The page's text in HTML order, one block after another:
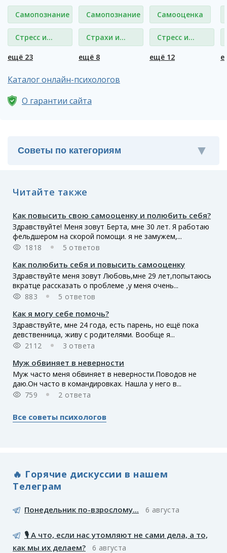
Самопознание
Стресс и
депрессия
ещё 23
Самопознание
Страхи и
фобии
ещё 8
Самооценка
Стресс и
депрессия
ещё 12
Каталог онлайн-психологов
О гарантии сайта
Читайте также
Как повысить свою самооценку и полюбить себя?
Здравствуйте! Меня зовут Берта, мне 30 лет. Я работаю
фельдшером на скорой помощи. я не замужем,...
1818
5 ответов
Как полюбить себя и повысить самооценку
Здравствуйте меня зовут Любовь,мне 29 лет,попытаюсь
вкратце рассказать о проблеме ,у меня очень...
883
5 ответов
Как я могу себе помочь?
Здравствуйте, мне 24 года, есть парень, но ещё пока
девственница, живу с родителями. Вообще я...
2112
3 ответа
Муж обвиняет в неверности
Муж часто меня обвиняет в неверности.Поводов не
даю.Он часто в командировках. Нашла у него в...
759
2 ответа
Все советы психологов
🔥 Горячие дискуссии в нашем
Телеграм
Понедельник по-взрослому... 6 августа
🎙️ А что, если нас утомляют не сами дела, а то,
как мы их делаем?
6 августа